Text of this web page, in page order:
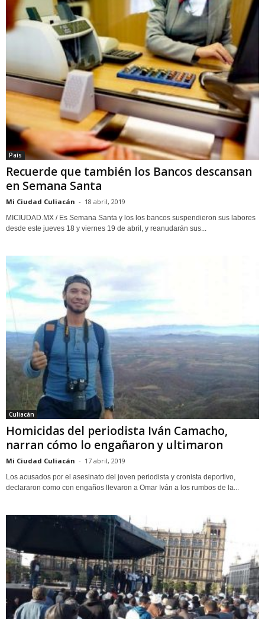
País
Recuerde que también los Bancos descansan
en Semana Santa
Mi Ciudad Culiacán - 18 abril, 2019
MICIUDAD.MX / Es Semana Santa y los los bancos suspendieron sus labores
desde este jueves 18 y viernes 19 de abril, y reanudarán sus...
Culiacán
Homicidas del periodista Iván Camacho,
narran cómo lo engañaron y ultimaron
Mi Ciudad Culiacán - 17 abril, 2019
Los acusados por el asesinato del joven periodista y cronista deportivo,
declararon como con engaños llevaron a Omar Iván a los rumbos de la...